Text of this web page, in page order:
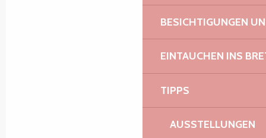
BESICHTIGUNGEN
EINTAUCHEN INS
TIPPS
AUSSTELLUNGEN